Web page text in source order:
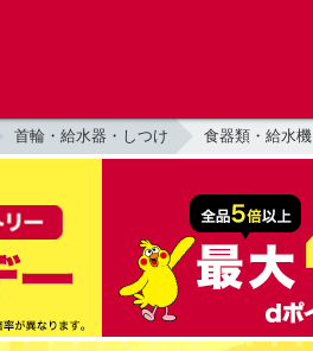
首輪・給水器・しつけ 食器類・給水機